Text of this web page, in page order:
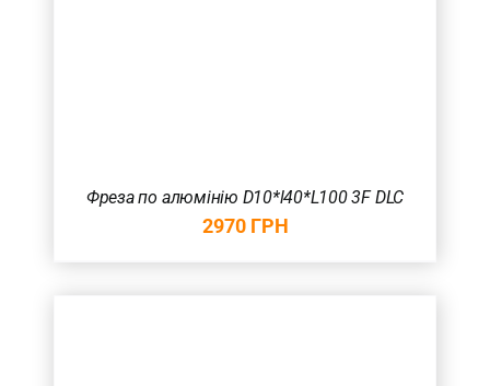
Фреза по алюмінію D10*l40*L100 3F DLC
2970 ГРН